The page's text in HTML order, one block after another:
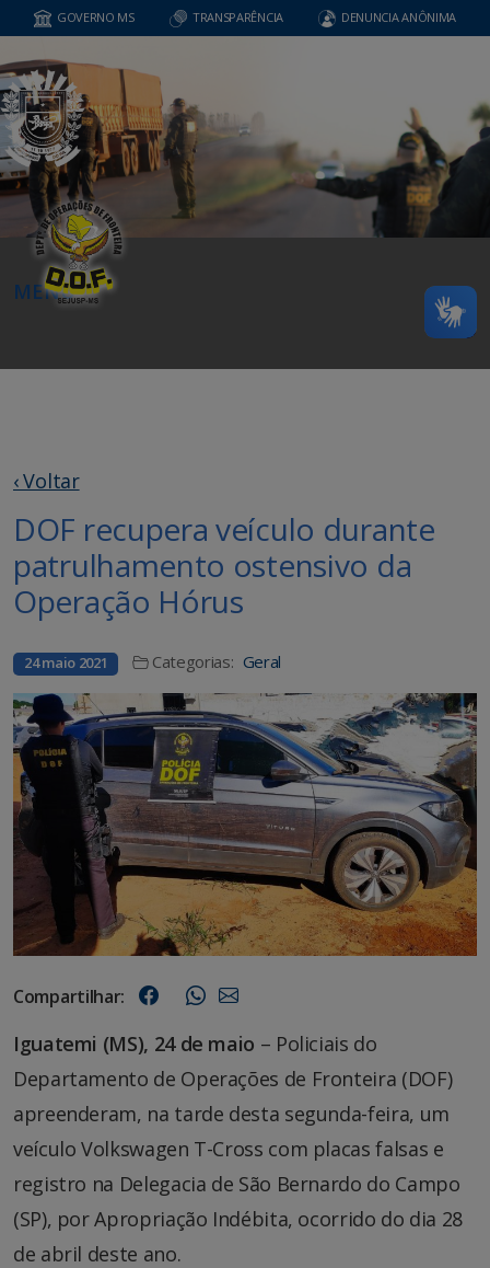
GOVERNO MS TRANSPARÊNCIA DENUNCIA ANÔNIMA
MENU
‹ Voltar
DOF recupera veículo durante
patrulhamento ostensivo da
Operação Hórus
24 maio 2021 Categorias: Geral
Compartilhar:
Iguatemi (MS), 24 de maio – Policiais do
Departamento de Operações de Fronteira (DOF)
apreenderam, na tarde desta segunda-feira, um
veículo Volkswagen T-Cross com placas falsas e
registro na Delegacia de São Bernardo do Campo
(SP), por Apropriação Indébita, ocorrido do dia 28
de abril deste ano.